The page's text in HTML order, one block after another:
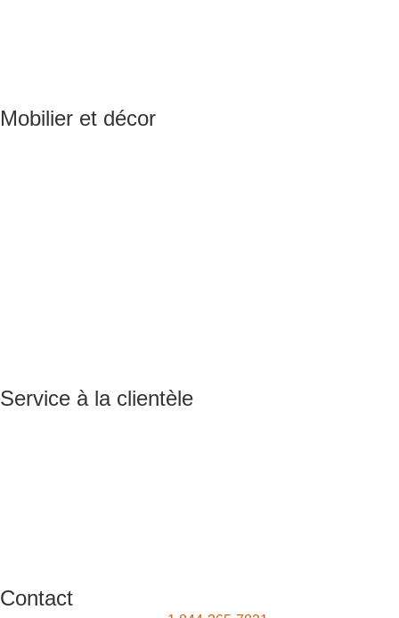
Mobilier et décor
Service à la clientèle
Contact